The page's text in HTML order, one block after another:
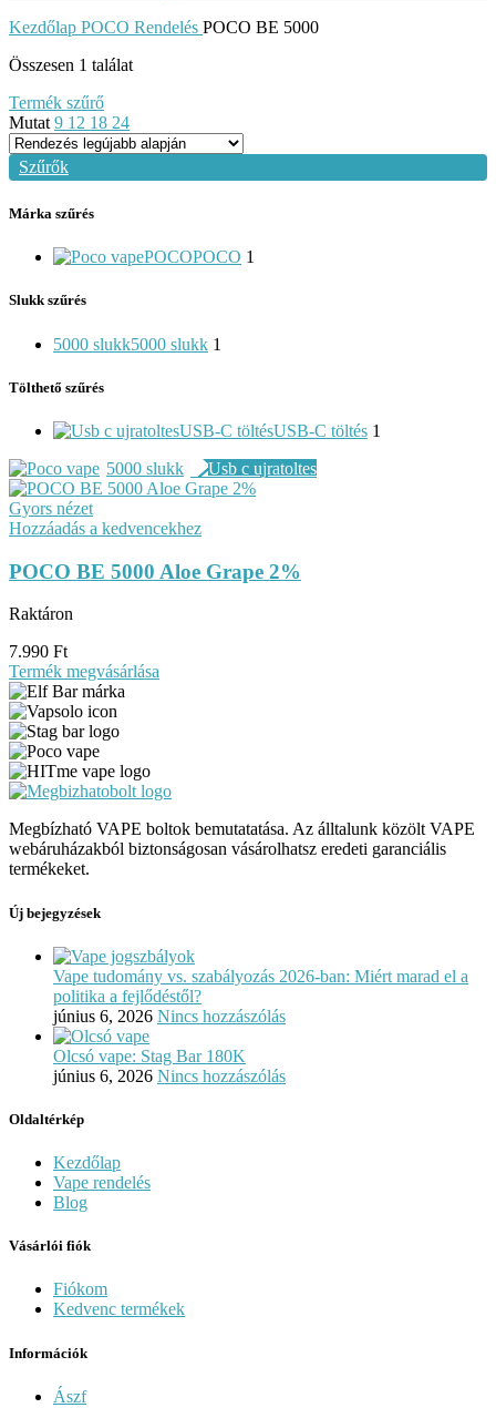
Kezdőlap POCO Rendelés POCO BE 5000
Összesen 1 találat
Termék szűrő
Mutat 9 12 18 24
Szűrők
Márka szűrés
POCOPOCO 1
Slukk szűrés
5000 slukk5000 slukk 1
Tölthető szűrés
USB-C töltésUSB-C töltés 1
5000 slukk
Gyors nézet
Hozzáadás a kedvencekhez
POCO BE 5000 Aloe Grape 2%
Raktáron
7.990 Ft
Termék megvásárlása
Megbízható VAPE boltok bemutatatása. Az álltalunk közölt VAPE
webáruházakból biztonságosan vásárolhatsz eredeti garanciális
termékeket.
Új bejegyzések
Vape tudomány vs. szabályozás 2026-ban: Miért marad el a
politika a fejlődéstől?
június 6, 2026 Nincs hozzászólás
Olcsó vape: Stag Bar 180K
június 6, 2026 Nincs hozzászólás
Oldaltérkép
Kezdőlap
Vape rendelés
Blog
Vásárlói fiók
Fiókom
Kedvenc termékek
Információk
Ászf